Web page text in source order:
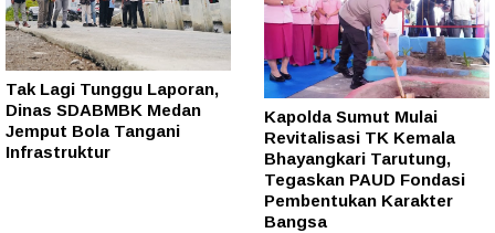
Tak Lagi Tunggu Laporan,
Dinas SDABMBK Medan
Jemput Bola Tangani
Infrastruktur
Kapolda Sumut Mulai
Revitalisasi TK Kemala
Bhayangkari Tarutung,
Tegaskan PAUD Fondasi
Pembentukan Karakter
Bangsa